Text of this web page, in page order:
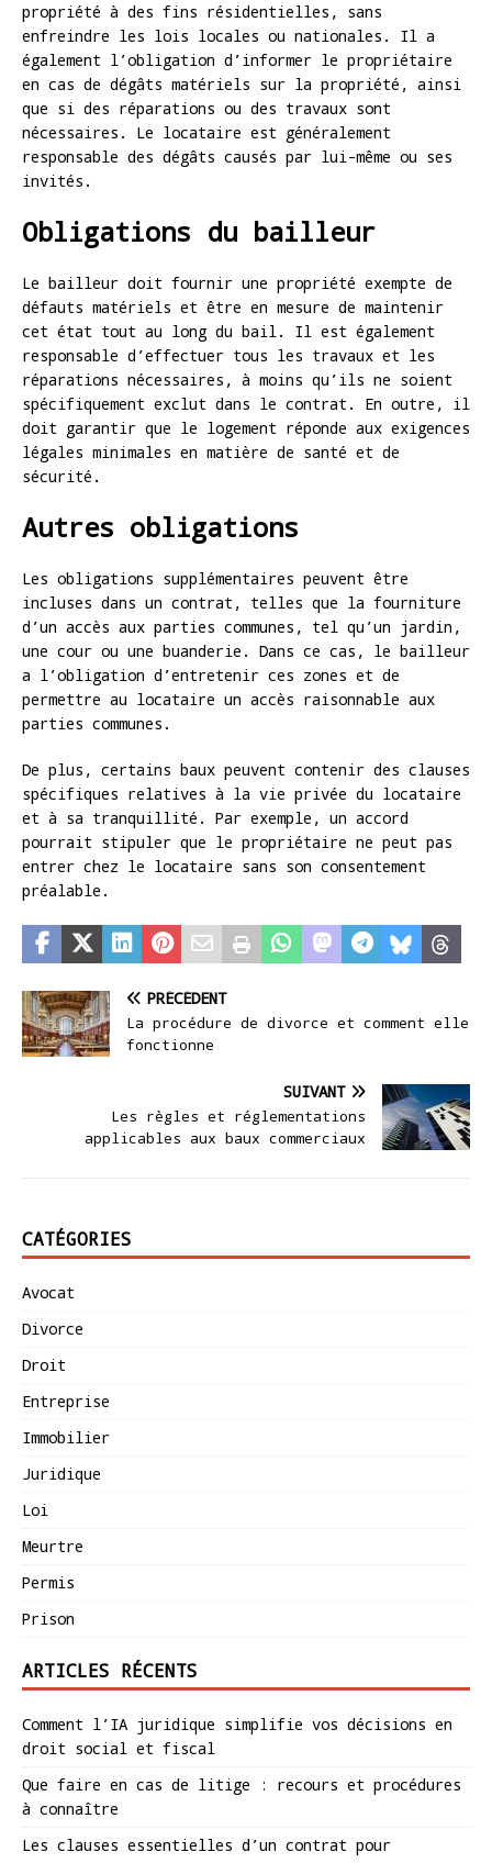
propriété à des fins résidentielles, sans
enfreindre les lois locales ou nationales. Il a
également l’obligation d’informer le propriétaire
en cas de dégâts matériels sur la propriété, ainsi
que si des réparations ou des travaux sont
nécessaires. Le locataire est généralement
responsable des dégâts causés par lui-même ou ses
invités.
Obligations du bailleur
Le bailleur doit fournir une propriété exempte de
défauts matériels et être en mesure de maintenir
cet état tout au long du bail. Il est également
responsable d’effectuer tous les travaux et les
réparations nécessaires, à moins qu’ils ne soient
spécifiquement exclut dans le contrat. En outre, il
doit garantir que le logement réponde aux exigences
légales minimales en matière de santé et de
sécurité.
Autres obligations
Les obligations supplémentaires peuvent être
incluses dans un contrat, telles que la fourniture
d’un accès aux parties communes, tel qu’un jardin,
une cour ou une buanderie. Dans ce cas, le bailleur
a l’obligation d’entretenir ces zones et de
permettre au locataire un accès raisonnable aux
parties communes.
De plus, certains baux peuvent contenir des clauses
spécifiques relatives à la vie privée du locataire
et à sa tranquillité. Par exemple, un accord
pourrait stipuler que le propriétaire ne peut pas
entrer chez le locataire sans son consentement
préalable.
PRÉCÉDENT
La procédure de divorce et comment elle
fonctionne
SUIVANT
Les règles et réglementations
applicables aux baux commerciaux
CATÉGORIES
Avocat
Divorce
Droit
Entreprise
Immobilier
Juridique
Loi
Meurtre
Permis
Prison
ARTICLES RÉCENTS
Comment l’IA juridique simplifie vos décisions en
droit social et fiscal
Que faire en cas de litige : recours et procédures
à connaître
Les clauses essentielles d’un contrat pour